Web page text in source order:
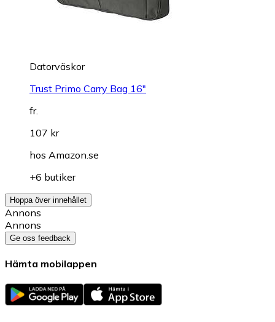
Datorväskor
Trust Primo Carry Bag 16"
fr.
107 kr
hos Amazon.se
+6 butiker
Hoppa över innehållet
Annons
Annons
Ge oss feedback
Hämta mobilappen